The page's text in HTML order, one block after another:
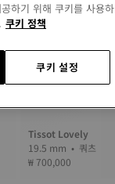
Tissot Lovely
19.5 mm • 쿼츠
₩ 700,000
하기 위해 쿠키를 사용하
쿠키 정책
쿠키 설정